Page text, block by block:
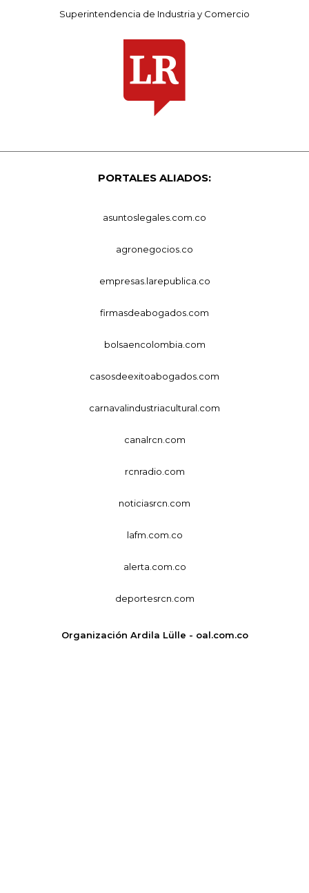
Superintendencia de Industria y Comercio
PORTALES ALIADOS:
asuntoslegales.com.co
agronegocios.co
empresas.larepublica.co
firmasdeabogados.com
bolsaencolombia.com
casosdeexitoabogados.com
carnavalindustriacultural.com
canalrcn.com
rcnradio.com
noticiasrcn.com
lafm.com.co
alerta.com.co
deportesrcn.com
Organización Ardila Lülle - oal.com.co